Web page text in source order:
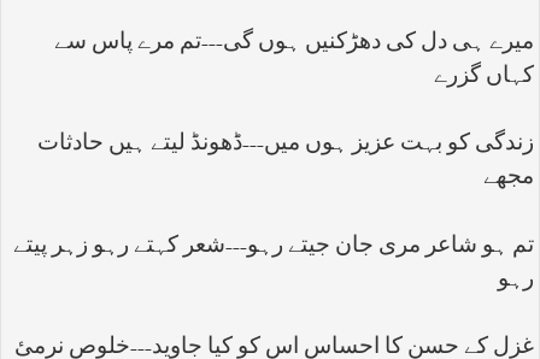
میرے ہی دل کی دھڑکنیں ہوں گی---تم مرے پاس سے
کہاں گزرے
زندگی کو بہت عزیز ہوں میں---ڈھونڈ لیتے ہیں حادثات
مجھے
تم ہو شاعر مری جان جیتے رہو---شعر کہتے رہو زہر پیتے
رہو
غزل کے حسن کا احساس اس کو کیا جاوید---خلوص نرمیٔ